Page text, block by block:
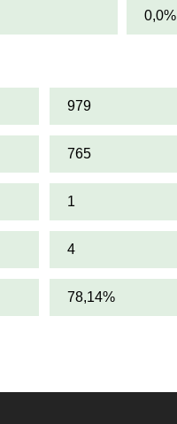
0,0%
979
765
1
4
78,14%